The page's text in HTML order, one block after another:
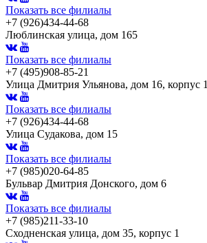
Показать все филиалы
+7 (926)434-44-68
Люблинская улица, дом 165
Показать все филиалы
+7 (495)908-85-21
Улица Дмитрия Ульянова, дом 16, корпус 1
Показать все филиалы
+7 (926)434-44-68
Улица Судакова, дом 15
Показать все филиалы
+7 (985)020-64-85
Бульвар Дмитрия Донского, дом 6
Показать все филиалы
+7 (985)211-33-10
Сходненская улица, дом 35, корпус 1